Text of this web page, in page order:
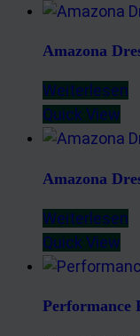
Amazona
Weiterlesen
Quick View
Amazona
Weiterlesen
Quick View
Performance